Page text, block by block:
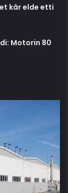
kâr elde etti
Motorin 80